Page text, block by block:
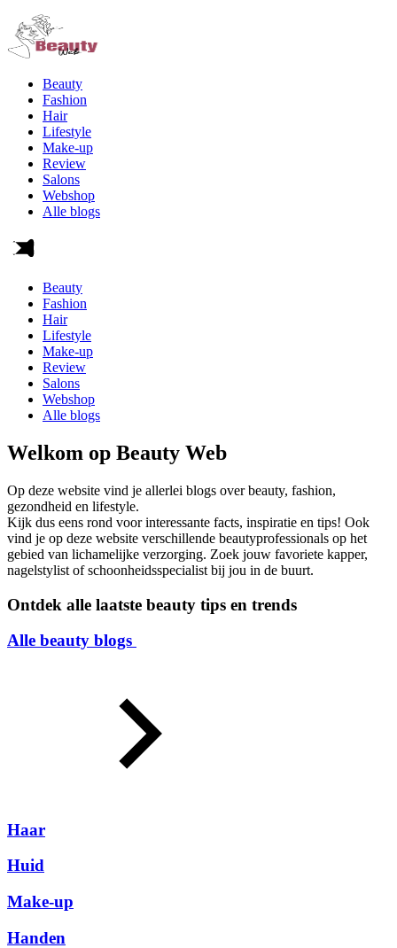
Beauty
Fashion
Hair
Lifestyle
Make-up
Review
Salons
Webshop
Alle blogs
Beauty
Fashion
Hair
Lifestyle
Make-up
Review
Salons
Webshop
Alle blogs
Welkom op Beauty Web
Op deze website vind je allerlei blogs over beauty, fashion,
gezondheid en lifestyle.
Kijk dus eens rond voor interessante facts, inspiratie en tips! Ook
vind je op deze website verschillende beautyprofessionals op het
gebied van lichamelijke verzorging. Zoek jouw favoriete kapper,
nagelstylist of schoonheidsspecialist bij jou in de buurt.
Ontdek alle laatste beauty tips en trends
Alle beauty blogs
Haar
Huid
Make-up
Handen